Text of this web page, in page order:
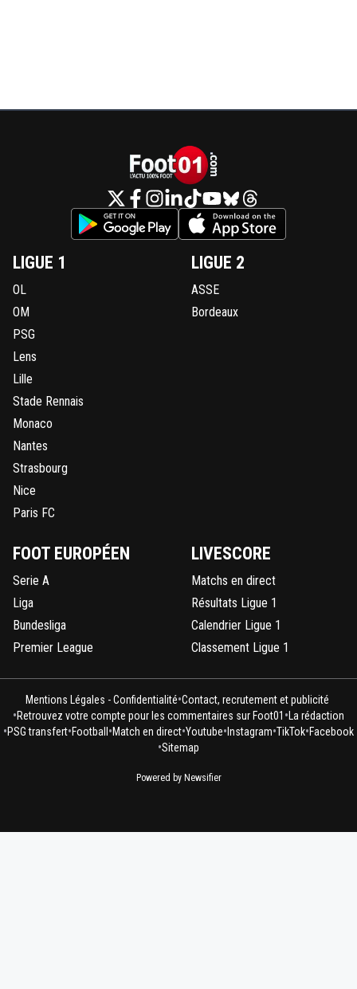
LIGUE 1
OL
OM
PSG
Lens
Lille
Stade Rennais
Monaco
Nantes
Strasbourg
Nice
Paris FC
LIGUE 2
ASSE
Bordeaux
FOOT EUROPÉEN
Serie A
Liga
Bundesliga
Premier League
LIVESCORE
Matchs en direct
Résultats Ligue 1
Calendrier Ligue 1
Classement Ligue 1
Mentions Légales - Confidentialité•Contact, recrutement et publicité
•Retrouvez votre compte pour les commentaires sur Foot01 • La rédaction
•PSG transfert•Football •Match en direct•Youtube• Instagram•TikTok•Facebook
•Sitemap
Powered by Newsifier